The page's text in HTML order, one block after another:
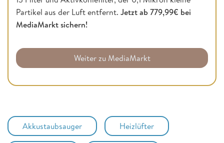
Partikel aus der Luft entfernt. Jetzt ab 779,99€ bei
MediaMarkt sichern!
Weiter zu MediaMarkt
Akkustaubsauger Heizlüfter